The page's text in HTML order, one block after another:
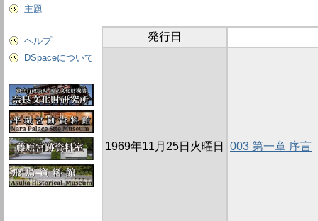
主題
ヘルプ
DSpaceについて
発行日
1969年11月25日火曜日 003 第一章 序言